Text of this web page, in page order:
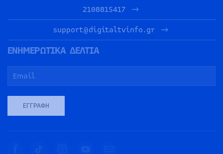
2108815417
support@digitaltvinfo.gr
ΕΝΗΜΕΡΩΤΙΚΑ ΔΕΛΤΙΑ
ΕΓΓΡΑΦΉ